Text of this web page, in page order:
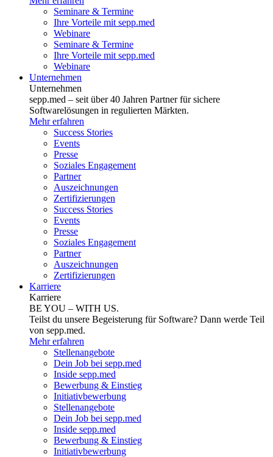
Seminare & Termine
Ihre Vorteile mit sepp.med
Webinare
Seminare & Termine
Ihre Vorteile mit sepp.med
Webinare
Unternehmen
Unternehmen
sepp.med – seit über 40 Jahren Partner für sichere
Softwarelösungen in regulierten Märkten.
Mehr erfahren
Success Stories
Events
Presse
Soziales Engagement
Partner
Auszeichnungen
Zertifizierungen
Success Stories
Events
Presse
Soziales Engagement
Partner
Auszeichnungen
Zertifizierungen
Karriere
Karriere
BE YOU – WITH US.
Teilst du unsere Begeisterung für Software? Dann werde Teil
von sepp.med.
Mehr erfahren
Stellenangebote
Dein Job bei sepp.med
Inside sepp.med
Bewerbung & Einstieg
Initiativbewerbung
Stellenangebote
Dein Job bei sepp.med
Inside sepp.med
Bewerbung & Einstieg
Initiativbewerbung